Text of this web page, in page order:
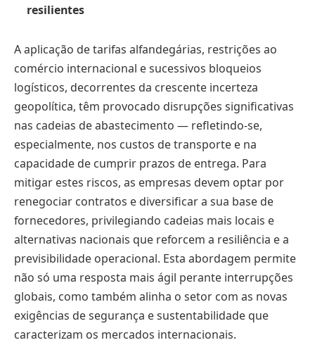
resilientes
A aplicação de tarifas alfandegárias, restrições ao
comércio internacional e sucessivos bloqueios
logísticos, decorrentes da crescente incerteza
geopolítica, têm provocado disrupções significativas
nas cadeias de abastecimento — refletindo-se,
especialmente, nos custos de transporte e na
capacidade de cumprir prazos de entrega. Para
mitigar estes riscos, as empresas devem optar por
renegociar contratos e diversificar a sua base de
fornecedores, privilegiando cadeias mais locais e
alternativas nacionais que reforcem a resiliência e a
previsibilidade operacional. Esta abordagem permite
não só uma resposta mais ágil perante interrupções
globais, como também alinha o setor com as novas
exigências de segurança e sustentabilidade que
caracterizam os mercados internacionais.